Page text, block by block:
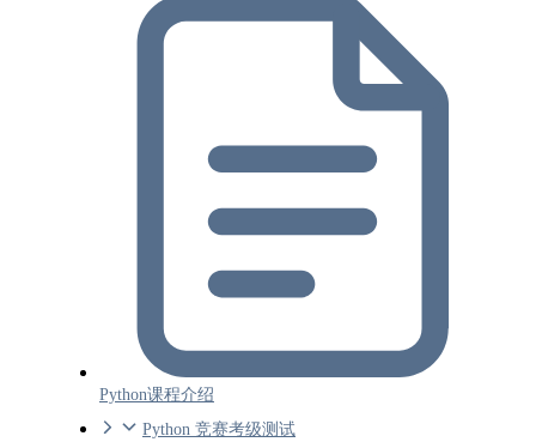
Python课程介绍
Python 竞赛考级测试